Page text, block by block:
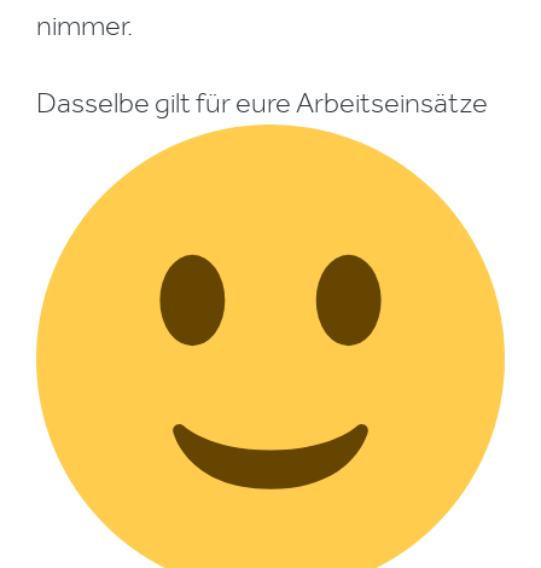
nimmer.
Dasselbe gilt für eure Arbeitseinsätze